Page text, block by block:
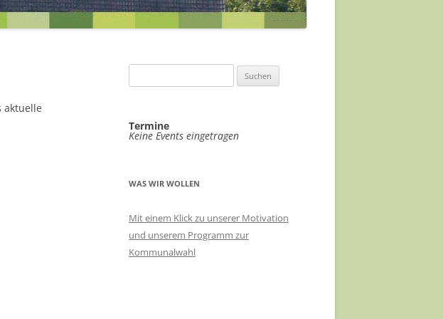
UNSERE ZIELE FÜR DIE ORTSTEILE
ABWASSERKONZEPT
FÖRDERGERSDORF
SACHKUNDIGE FÜR KLIMASCHUTZ
GEBIET STADTMITTE
THARANDT
MEHR TRANSPARENZ
STADTRATSSITZUNGEN IM
ERBGERICHT
ABWASSER FÖRDERGERSDORF
RADVERKEHRSKONZEPT
aktuelle
nach:
Termine
Keine Events eingetragen
WAS WIR WOLLEN
Mit einem Klick zu unserer Motivation
und unserem Programm zur
Kommunalwahl